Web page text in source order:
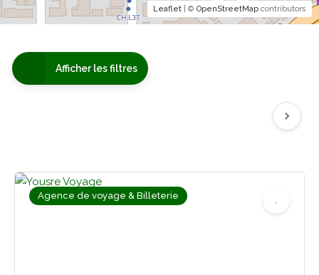
Afficher les filtres
Agence de voyage & Billeterie
Leaflet | © OpenStreetMap contributors